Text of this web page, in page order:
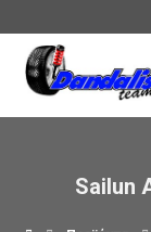
Sailun